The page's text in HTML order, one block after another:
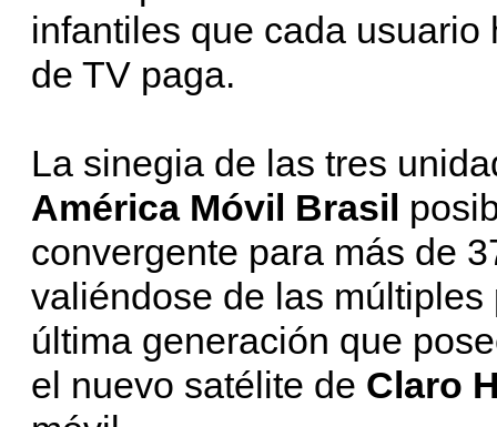
infantiles que cada
de TV paga.
La sinegia de las tres
América Móvil Brasil
convergente para más de
valiéndose de las
última generación que
el nuevo satélite de Claro